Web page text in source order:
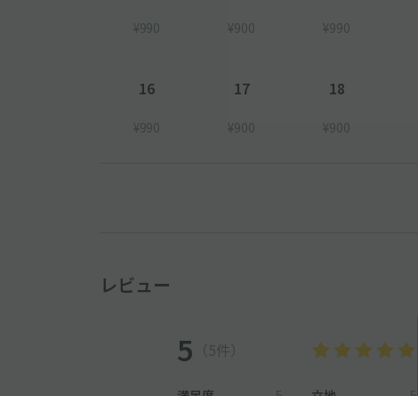
¥990 ¥900 ¥990
16
¥990
17
¥900
18
¥900
レビュー
5 （5件）